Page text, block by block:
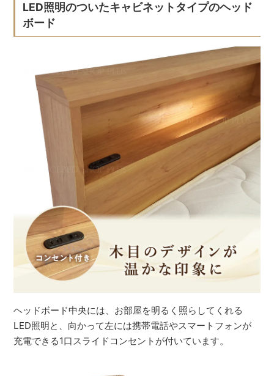
LED照明のついたキャビネットタイプのヘッド
ボード
ヘッドボード中央には、お部屋を明るく照らしてくれる
LED照明と、向かって左には携帯電話やスマートフォンが
充電できる1口スライドコンセントが付いています。